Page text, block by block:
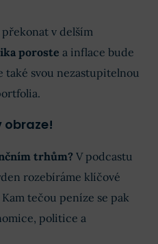
v delším
poroste a inflace bude
také svou nezastupitelnou
obraze!
trhům? V podcastu
rozebíráme klíčové
tečou peníze se pak
politice a